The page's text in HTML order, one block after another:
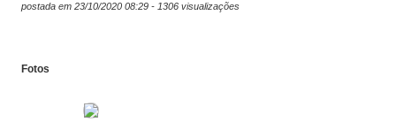
postada em 23/10/2020 08:29 - 1306 visualizações
Fotos